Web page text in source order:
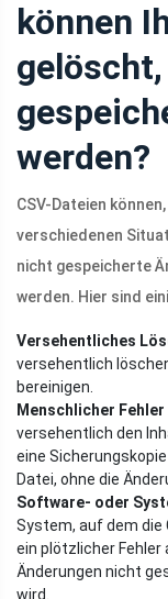
können
werden?
CSV-Dateien
verschiedenen
nicht gespeicherte
werden. Hier sind
Versehentliches
versehentlich
bereinigen.
Menschlicher Fehler
versehentlich den
eine
Datei, ohne die
Software- oder
System, auf dem
ein plötzlicher
Änderungen nicht
wird.